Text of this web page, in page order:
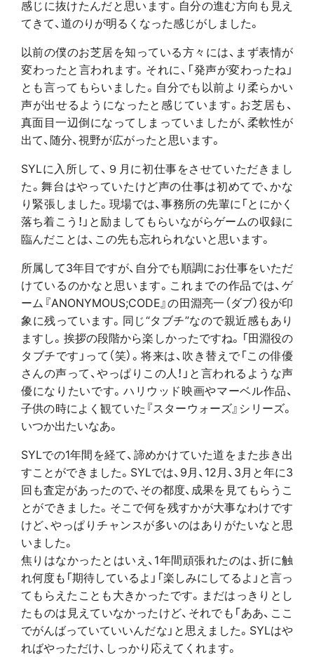
感じに抜けたんだと思います。自分の進む方向も見え
てきて、道のりが明るくなった感じがしました。
以前の僕のお芝居を知っている方々には、まず表情が
変わったと言われます。それに、「発声が変わったね」
とも言ってもらいました。自分でも以前より柔らかい
声が出せるようになったと感じています。お芝居も、
真面目一辺倒になってしまっていましたが、柔軟性が
出て、随分、視野が広がったと思います。
SYLに入所して、９月に初仕事をさせていただきまし
た。舞台はやっていたけど声の仕事は初めてで、かな
り緊張しました。現場では、事務所の先輩に「とにかく
落ち着こう！」と励ましてもらいながらゲームの収録に
臨んだことは、この先も忘れられないと思います。
所属して3年目ですが、自分でも順調にお仕事をいただ
けているのかなと思います。これまでの作品では、ゲ
ーム『ANONYMOUS;CODE』の田淵亮一（ダブ）役が印
象に残っています。同じ“タブチ”なので親近感もあり
ますし。挨拶の段階から楽しかったですね。「田淵役の
タブチです」って（笑）。将来は、吹き替えで「この俳優
さんの声って、やっぱりこの人！」と言われるような声
優になりたいです。ハリウッド映画やマーベル作品、
子供の時によく観ていた『スターウォーズ』シリーズ。
いつか出たいなあ。
SYLでの1年間を経て、諦めかけていた道をまた歩き出
すことができました。SYLでは、9月、12月、3月と年に3
回も査定があったので、その都度、成果を見てもらうこ
とができました。そこで何を残すかが大事なわけです
けど、やっぱりチャンスが多いのはありがたいなと思
いました。
焦りはなかったとはいえ、1年間頑張れたのは、折に触
れ何度も「期待しているよ」「楽しみにしてるよ」と言っ
てもらえたことも大きかったです。まだはっきりとし
たものは見えていなかったけど、それでも「ああ、ここ
でがんばっていていいんだな」と思えました。SYLはや
ればやっただけ、しっかり応えてくれます。